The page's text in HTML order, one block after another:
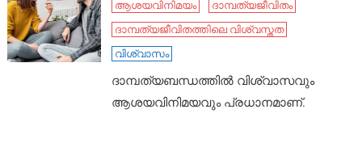
ആശയവിനിമയം
ദാമ്പത്യജീവിതം
ദാമ്പത്യജീവിതത്തിലെ വിശ്വസ്തത
വിശ്വാസം
ദാമ്പത്യബന്ധത്തിൽ വിശ്വാസവും
ആശയവിനിമയവും പ്രധാനമാണ്.